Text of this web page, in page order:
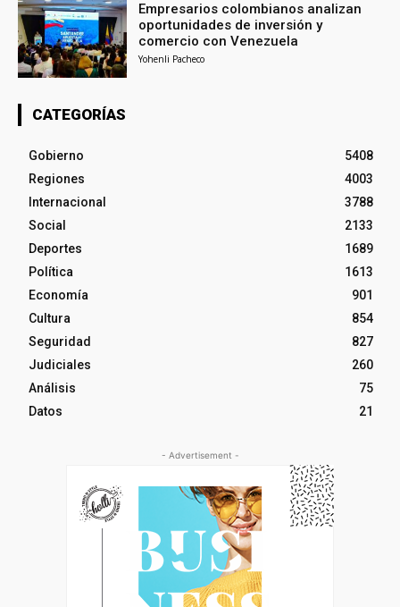
Empresarios colombianos analizan
oportunidades de inversión y
comercio con Venezuela
Yohenli Pacheco
CATEGORÍAS
Gobierno
5408
Regiones
4003
Internacional
3788
Social
2133
Deportes
1689
Política
1613
Economía
901
Cultura
854
Seguridad
827
Judiciales
260
Análisis
75
Datos
21
- Advertisement -